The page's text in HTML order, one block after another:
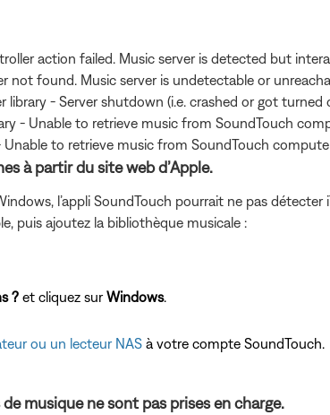
action failed. Music server is detected but
not found. Music server is undetectable or
- Server shutdown (i.e. crashed or got turned
- Unable to retrieve music from SoundTouch
to retrieve music from SoundTouch
à partir du site web d’Apple.
l’appli SoundTouch pourrait ne pas
puis ajoutez la bibliothèque musicale :
? et cliquez surWindows.
ou un lecteur NAS à votre compte SoundTouch.
musique ne sont pas prises en charge.